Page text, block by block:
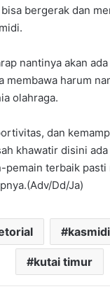
bergerak dan
nantinya akan
membawa harum
olahraga.
dan
khawatir disini
pemain terbaik pasti
Dd/Ja)
kutai timur